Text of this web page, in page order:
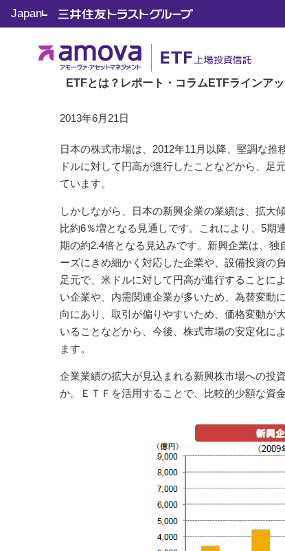
ETFとは？ レポート・コラム ETFラインア
Japan トップ ETF 知って役立つ JoJoマーケット
Vol.55 新興企業の業績拡
2013年6月21日
日本の株式市場は、2012年11月以降、堅調な
ドルに対して円高が進行したことなどから、足
ています。
しかしながら、日本の新興企業の業績は、拡大
比約6％増となる見通しです。これにより、5期
期の約2.4倍となる見込みです。新興企業は、
ーズにきめ細かく対応した企業や、設備投資の
足元で、米ドルに対して円高が進行することに
い企業や、内需関連企業が多いため、為替変動
向にあり、取引が偏りやすいため、価格変動が
いることなどから、今後、株式市場の安定化に
ます。
企業業績の拡大が見込まれる新興株市場への投
か。ＥＴＦを活用することで、比較的少額な資